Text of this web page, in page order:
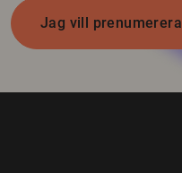
Jag vill prenumerera